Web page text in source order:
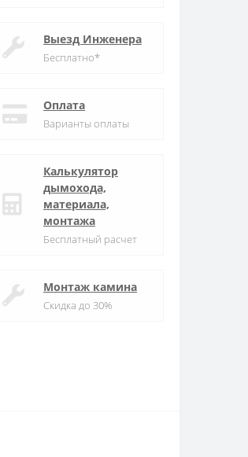
Выезд Инженера
Бесплатно*
Оплата
Варианты оплаты
Калькулятор
дымохода,
материала,
монтажа
Бесплатный расчет
Монтаж камина
Скидка до 30%